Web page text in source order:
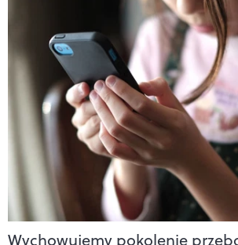
Wychowujemy pokolenie